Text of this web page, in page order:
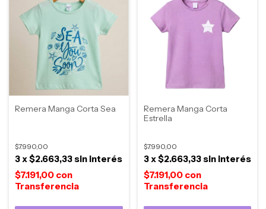
Remera Manga Corta Sea
$7.990,00
$7.191,00 con
3 x$2.663,33sin interés
Remera Manga Corta
Estrella
$7.990,00
$7.191,00 con
3 x$2.663,33sin interés